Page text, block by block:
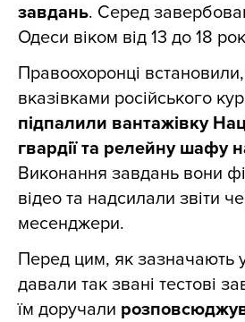
завдань. Серед
Одеси віком від 13 до 18
Правоохоронці
вказівками російського
підпалили вантажівку
гвардії та релейну шафу
Виконання завдань вони
відео та надсилали звіти
месенджери.
Перед цим, як зазначають
давали так звані тестові
їм доручали